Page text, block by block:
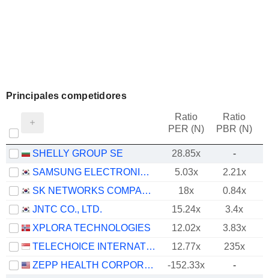
Principales competidores
Ratio
PER (N)
Ratio
PBR (N)
SHELLY GROUP SE 28.85x
-
SAMSUNG ELECTRONICS CO., LTD.
5.03x
2.21x
SK NETWORKS COMPANY LIMITED
18x
0.84x
JNTC CO., LTD.
15.24x
3.4x
XPLORA TECHNOLOGIES
12.02x
3.83x
TELECHOICE INTERNATIONAL LIMITED
12.77x
235x
ZEPP HEALTH CORPORATION
-152.33x
-